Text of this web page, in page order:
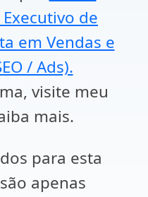
de
em Vendas e
/ Ads).
visite meu
mais.
para esta
apenas